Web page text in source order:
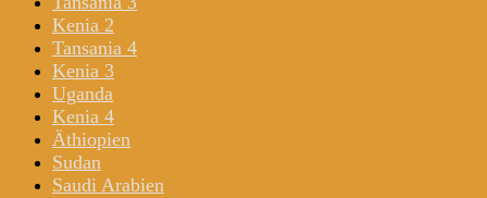
Kenia 2
Tansania 4
Kenia 3
Uganda
Kenia 4
Äthiopien
Sudan
Saudi Arabien